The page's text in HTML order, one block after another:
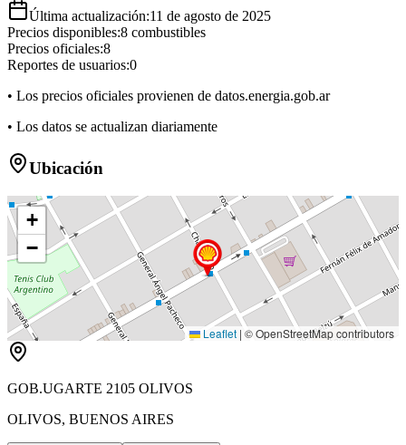
Última actualización:11 de agosto de 2025
Precios disponibles:8 combustibles
Precios oficiales:8
Reportes de usuarios:0
• Los precios oficiales provienen de datos.energia.gob.ar
• Los datos se actualizan diariamente
Ubicación
+
−
Leaflet | © OpenStreetMap contributors
GOB.UGARTE 2105 OLIVOS
OLIVOS, BUENOS AIRES